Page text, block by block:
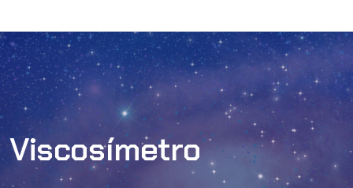
Viscosímetro